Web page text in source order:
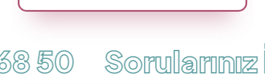
50 Sorularınız